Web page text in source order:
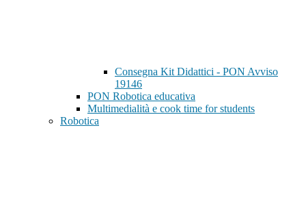
Consegna Kit Didattici - PON Avviso
19146
PON Robotica educativa
Multimedialità e cook time for students
Robotica